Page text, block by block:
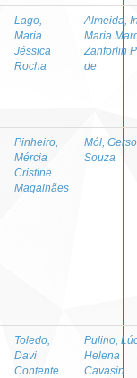
Lago,
Maria
Jéssica
Rocha
Almeida,
Maria
Zanforlin
de
Pinheiro,
Mércia
Cristine
Magalhães
Mól,
Souza
Toledo,
Davi
Contente
Pulino,
Helena
Cavasin